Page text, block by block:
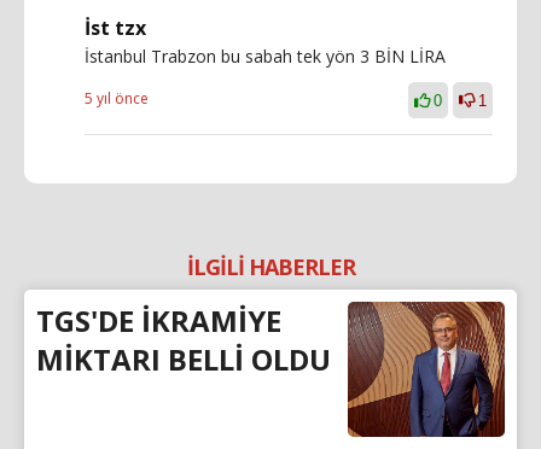
İst tzx
İstanbul Trabzon bu sabah tek yön 3 BİN LİRA
5 yıl önce 0 1
İLGİLİ HABERLER
TGS'DE İKRAMİYE
MİKTARI BELLİ OLDU